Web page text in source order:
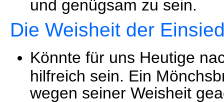
und genügsam zu sein.
Die Weisheit der
Könnte für uns Heutige
hilfreich sein. Ein
wegen seiner Weisheit